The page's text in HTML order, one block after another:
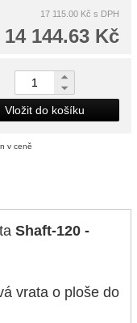
17 115.00 Kč s DPH
14 144.63 Kč
Vložit do košíku
v ceně
Shaft-120 -
vrata o ploše do